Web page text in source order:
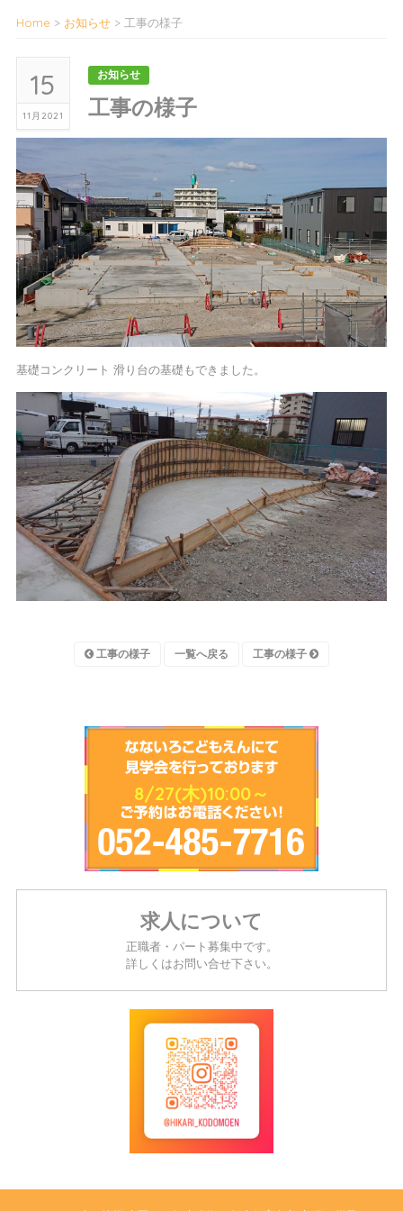
Home > お知らせ> 工事の様子
15
11月2021
お知らせ
工事の様子
基礎コンクリート 滑り台の基礎もできました。
工事の様子 一覧へ戻る 工事の様子
8/27(木)10:00～
求人について
正職者・パート募集中です。
詳しくはお問い合せ下さい。